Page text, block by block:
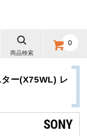
商品検索
0
ー(X75WL) レ